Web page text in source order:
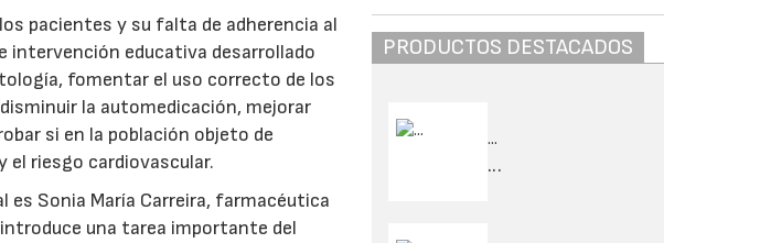
pacientes y su falta de adherencia al
educativa desarrollado
fomentar el uso correcto de los
la automedicación, mejorar
si en la población objeto de
el riesgo cardiovascular.
Sonia María Carreira, farmacéutica
una tarea importante del
PRODUCTOS DESTACADOS
...
...